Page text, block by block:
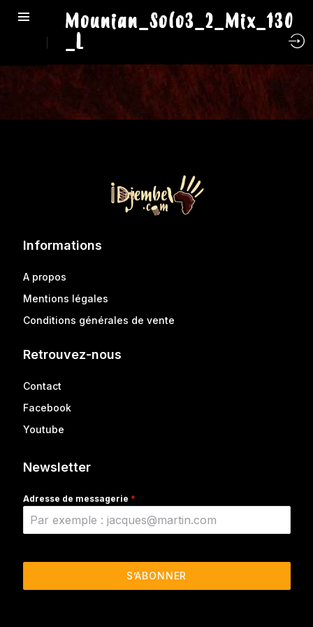
Mounian_Solo3_2_Mix_130
_L
Informations
A propos
Mentions légales
Conditions générales de vente
Retrouvez-nous
Contact
Facebook
Youtube
Newsletter
Adresse de messagerie *
S’ABONNER